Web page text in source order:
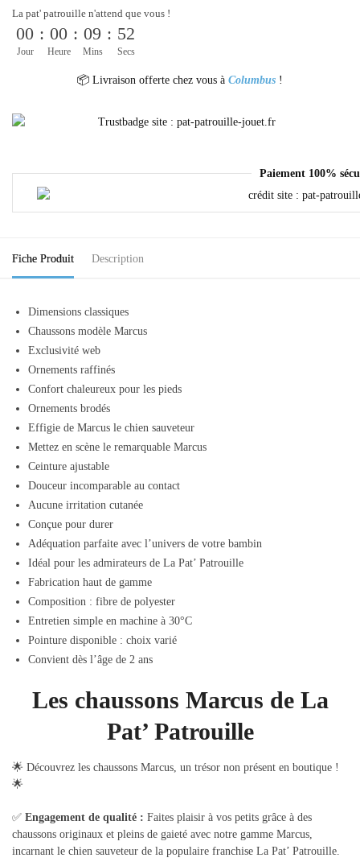
La pat' patrouille n'attend que vous !
00
Jour
: 00
Heure
: 09
Mins
: 52
Secs
📦 Livraison offerte chez vous à Columbus !
Paiement 100%
Fiche Produit Description
Dimensions classiques
Chaussons modèle Marcus
Exclusivité web
Ornements raffinés
Confort chaleureux pour les pieds
Ornements brodés
Effigie de Marcus le chien sauveteur
Mettez en scène le remarquable Marcus
Ceinture ajustable
Douceur incomparable au contact
Aucune irritation cutanée
Conçue pour durer
Adéquation parfaite avec l’univers de votre bambin
Idéal pour les admirateurs de La Pat’ Patrouille
Fabrication haut de gamme
Composition : fibre de polyester
Entretien simple en machine à 30°C
Pointure disponible : choix varié
Convient dès l’âge de 2 ans
Les chaussons Marcus de La
Pat’ Patrouille
🌟 Découvrez les chaussons Marcus, un trésor non présent en boutique !
🌟
✅ Engagement de qualité : Faites plaisir à vos petits grâce à des
chaussons originaux et pleins de gaieté avec notre gamme Marcus,
incarnant le chien sauveteur de la populaire franchise La Pat’ Patrouille.